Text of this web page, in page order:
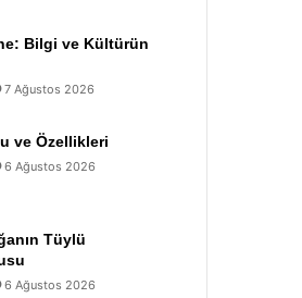
Bilgi ve Kültürün
7 Ağustos 2026
ve Özellikleri
6 Ağustos 2026
Tüylü
6 Ağustos 2026